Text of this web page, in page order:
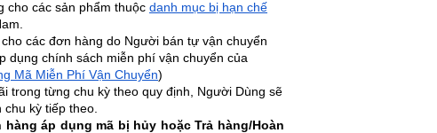
cho các sản phẩm thuộc danh mục bị hạn chế
các đơn hàng do Người bán tự vận chuyển
dụng chính sách miễn phí vận chuyển của
Mã Miễn Phí Vận Chuyển)
trong từng chu kỳ theo quy định, Người Dùng sẽ
kỳ tiếp theo.
áp dụng mã bị hủy hoặc Trả hàng/Hoàn